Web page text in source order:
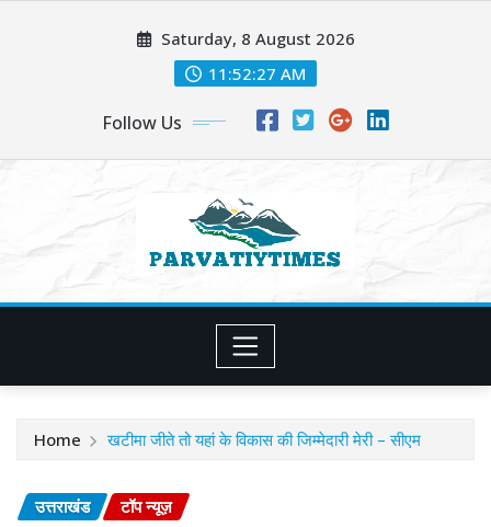
Saturday, 8 August 2026
11:52:29 AM
Follow Us
Home खटीमा जीते तो यहां के विकास की जिम्मेदारी मेरी – सीएम
उत्तराखंड टॉप न्यूज़